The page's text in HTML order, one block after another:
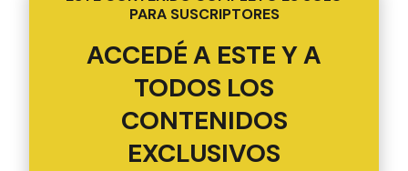
PARA SUSCRIPTORES
ACCEDÉ A ESTE Y A
TODOS LOS
CONTENIDOS
EXCLUSIVOS